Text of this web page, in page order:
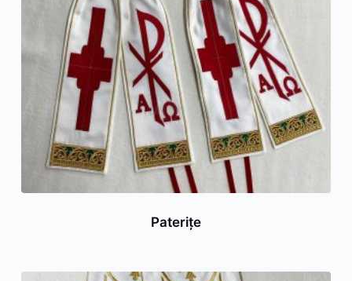
Paterițe